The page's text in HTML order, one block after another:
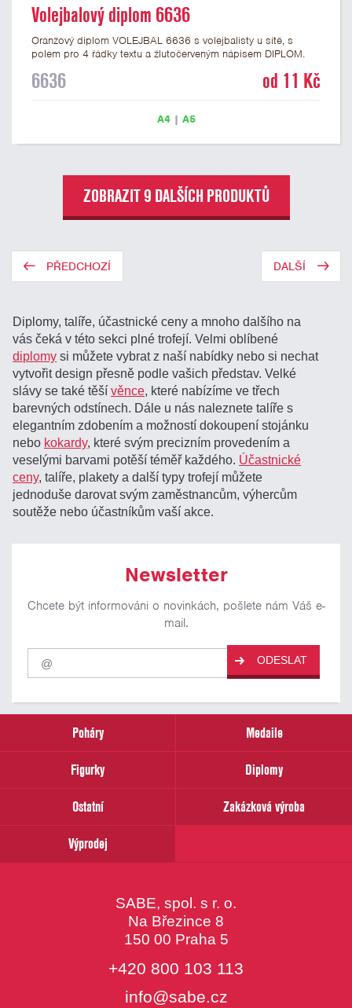
Volejbalový diplom 6636
Oranžový diplom VOLEJBAL 6636 s volejbalisty u sítě, s
polem pro 4 řádky textu a žlutočerveným nápisem DIPLOM.
diplom s motivem VOLEJBAL má gramáž 250 g/m2.
6636 od 11 Kč
A4| A5
ZOBRAZIT 9 DALŠÍCH PRODUKTŮ
PŘEDCHOZÍ DALŠÍ
Diplomy, talíře, účastnické ceny a mnoho dalšího na
vás čeká v této sekci plné trofejí. Velmi oblíbené
diplomy si můžete vybrat z naší nabídky nebo si nechat
vytvořit design přesně podle vašich představ. Velké
slávy se také těšívěnce, které nabízíme ve třech
barevných odstínech. Dále u nás naleznete talíře s
elegantním zdobením a možností dokoupení stojánku
nebo kokardy, které svým precizním provedením a
veselými barvami potěší téměř každého. Účastnické
ceny, talíře, plakety a další typy trofejí můžete
jednoduše darovat svým zaměstnancům, výhercům
soutěže nebo účastníkům vaší akce.
Newsletter
Chcete být informováni o novinkách, pošlete nám Váš e-
mail.
Pro
odběr
našich
email
ODESLAT
Poháry
Medaile
Figurky
Diplomy
Ostatní
Zakázková výroba
Výprodej
SABE, spol. s r. o.
Na Březince 8
150 00 Praha 5
+420 800 103 113
info@sabe.cz